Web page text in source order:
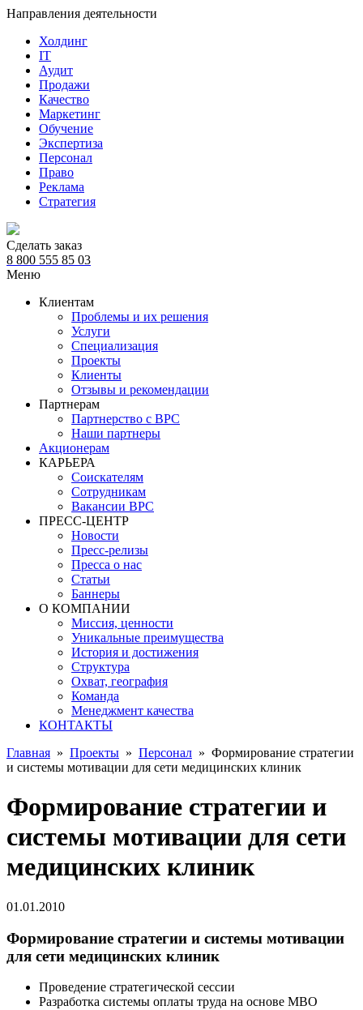
Направления деятельности
Холдинг
IT
Аудит
Продажи
Качество
Маркетинг
Обучение
Экспертиза
Персонал
Право
Реклама
Стратегия
Сделать заказ
8 800 555 85 03
Меню
Клиентам
Проблемы и их решения
Услуги
Специализация
Проекты
Клиенты
Отзывы и рекомендации
Партнерам
Партнерство с BPC
Наши партнеры
Акционерам
КАРЬЕРА
Соискателям
Сотрудникам
Вакансии BPC
ПРЕСС-ЦЕНТР
Новости
Пресс-релизы
Пресса о нас
Статьи
Баннеры
О КОМПАНИИ
Миссия, ценности
Уникальные преимущества
История и достижения
Структура
Охват, география
Команда
Менеджмент качества
КОНТАКТЫ
Главная » Проекты » Персонал » Формирование стратегии
и системы мотивации для сети медицинских клиник
Формирование стратегии и
системы мотивации для сети
медицинских клиник
01.01.2010
Формирование стратегии и системы мотивации
для сети медицинских клиник
Проведение стратегической сессии
Разработка системы оплаты труда на основе МВО